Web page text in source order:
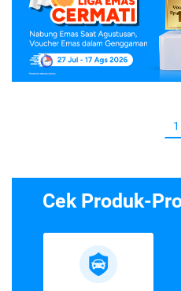
1
Cek Produk-